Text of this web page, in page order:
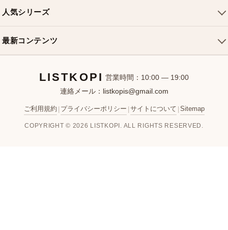
返品・交換
お問い合わせ
クロスボディバッグ
ミニバッグ
バケットバッグ
シャネルバッグ
ディオールバッグ
人気シリーズ
最新コンテンツ
新着アイテム
ブランドカテゴリ
お客様レビュー
LISTKOPI 営業時間：10:00 — 19:00
連絡メール： listkopis@gmail.com
ご利用規約 プライバシーポリシー サイトについて Sitemap
COPYRIGHT © 2026 LISTKOPI. ALL RIGHTS RESERVED.